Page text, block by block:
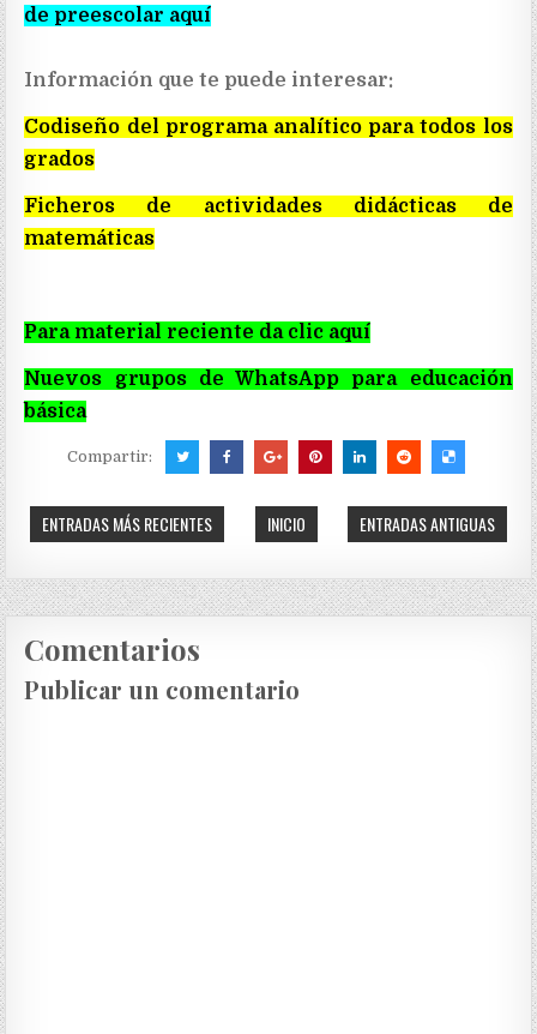
de preescolar aquí
Información que te puede interesar:
Codiseño del programa analítico para todos los
grados
Ficheros de actividades didácticas de
matemáticas
Para material reciente da clic aquí
Nuevos grupos de WhatsApp para educación
básica
Compartir:
ENTRADAS MÁS RECIENTES ENTRADAS ANTIGUAS
INICIO
Comentarios
Publicar un comentario